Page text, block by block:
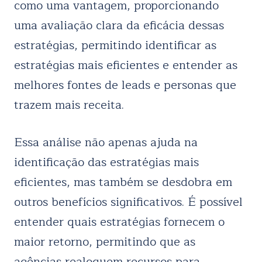
como uma vantagem, proporcionando
uma avaliação clara da eficácia dessas
estratégias, permitindo identificar as
estratégias mais eficientes e entender as
melhores fontes de leads e personas que
trazem mais receita.
Essa análise não apenas ajuda na
identificação das estratégias mais
eficientes, mas também se desdobra em
outros benefícios significativos. É possível
entender quais estratégias fornecem o
maior retorno, permitindo que as